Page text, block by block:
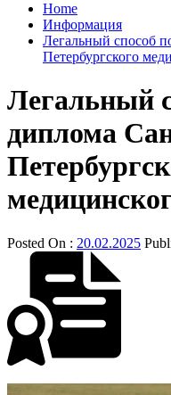
Home
Информация
Легальный способ
Петербургского
Легальный
диплома
Posted On : 20.02.2025